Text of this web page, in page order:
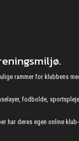
rammer for klubbens
fodbolde,
har deres egen online klub-